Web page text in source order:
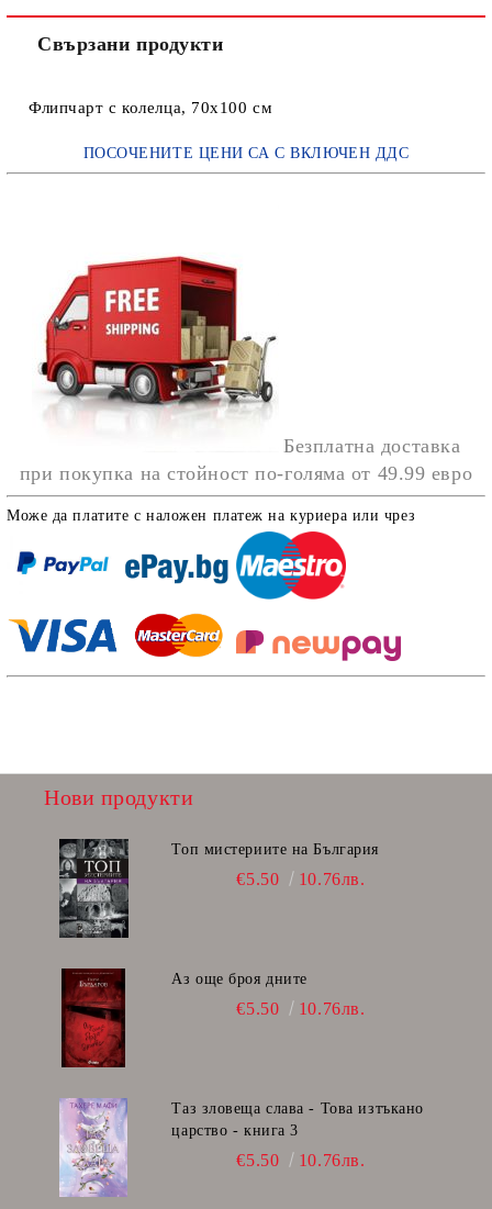
Свързани продукти
Флипчарт с колелца, 70х100 см
ПОСОЧЕНИТЕ ЦЕНИ СА С ВКЛЮЧЕН ДДС
Безплатна доставка
при покупка на стойност по-голяма от 49.99 евро
Може да платите с наложен платеж на куриера или чрез
Нови продукти
Топ мистериите на България
€5.50 10.76лв.
Аз още броя дните
€5.50 10.76лв.
Таз зловеща слава - Това изтъкано
царство - книга 3
€5.50 10.76лв.